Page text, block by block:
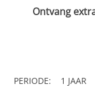
Ontvang
PERIODE: 1 JAAR